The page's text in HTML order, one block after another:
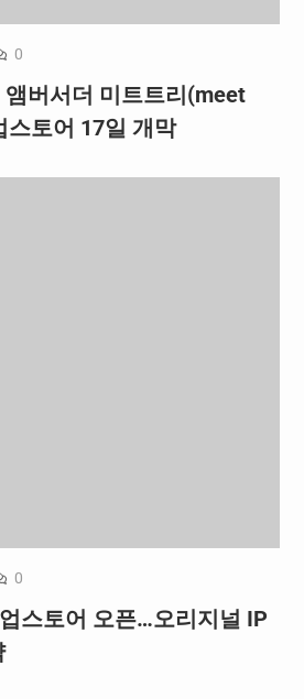
0
버서더 미트트리(meet
토어 17일 개막
0
스토어 오픈…오리지널 IP